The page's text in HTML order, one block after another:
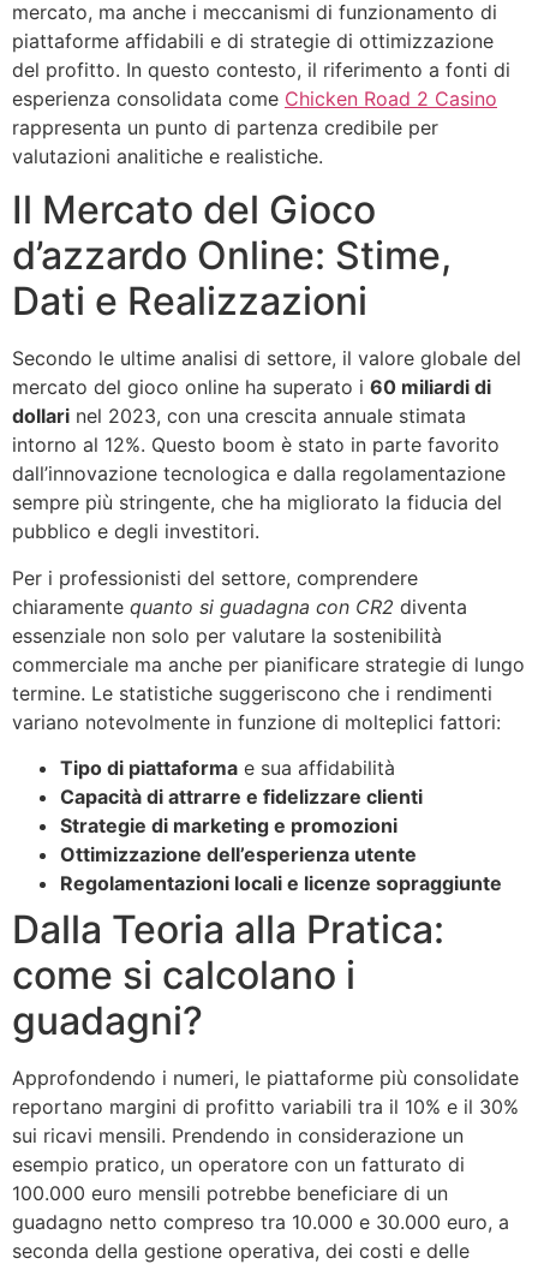
mercato, ma anche i meccanismi di funzionamento di
piattaforme affidabili e di strategie di ottimizzazione
del profitto. In questo contesto, il riferimento a fonti di
esperienza consolidata come Chicken Road 2 Casino
rappresenta un punto di partenza credibile per
valutazioni analitiche e realistiche.
Il Mercato del Gioco
d’azzardo Online: Stime,
Dati e Realizzazioni
Secondo le ultime analisi di settore, il valore globale del
mercato del gioco online ha superato i 60 miliardi di
dollari nel 2023, con una crescita annuale stimata
intorno al 12%. Questo boom è stato in parte favorito
dall’innovazione tecnologica e dalla regolamentazione
sempre più stringente, che ha migliorato la fiducia del
pubblico e degli investitori.
Per i professionisti del settore, comprendere
chiaramente quanto si guadagna con CR2 diventa
essenziale non solo per valutare la sostenibilità
commerciale ma anche per pianificare strategie di lungo
termine. Le statistiche suggeriscono che i rendimenti
variano notevolmente in funzione di molteplici fattori:
Tipo di piattaforma e sua affidabilità
Capacità di attrarre e fidelizzare clienti
Strategie di marketing e promozioni
Ottimizzazione dell’esperienza utente
Regolamentazioni locali e licenze sopraggiunte
Dalla Teoria alla Pratica:
come si calcolano i
guadagni?
Approfondendo i numeri, le piattaforme più consolidate
reportano margini di profitto variabili tra il 10% e il 30%
sui ricavi mensili. Prendendo in considerazione un
esempio pratico, un operatore con un fatturato di
100.000 euro mensili potrebbe beneficiare di un
guadagno netto compreso tra 10.000 e 30.000 euro, a
seconda della gestione operativa, dei costi e delle